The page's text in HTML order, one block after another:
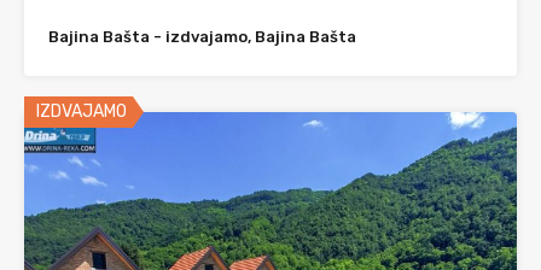
Bajina Bašta - izdvajamo, Bajina Bašta
IZDVAJAMO